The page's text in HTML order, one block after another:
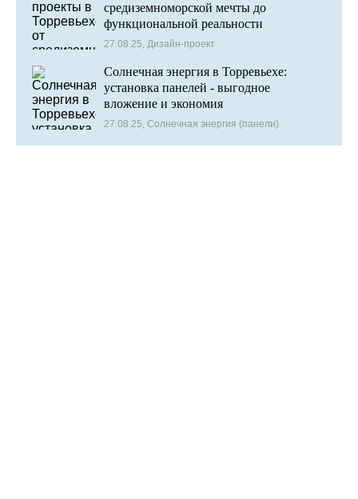
средиземноморской мечты до
функциональной реальности
27.08.25, Дизайн-проект
Солнечная энергия в Торревьехе:
установка панелей - выгодное
вложение и экономия
27.08.25, Солнечная энергия (панели)